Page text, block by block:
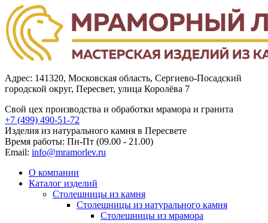
Адрес: 141320, Московская область, Сергиево-Посадский
городской округ, Пересвет, улица Королёва 7
Свой цех производства и обработки мрамора и гранита
+7 (499) 490-51-72
Изделия из натурального камня в Пересвете
Время работы: Пн-Пт (09.00 - 21.00)
Email: info@mramorlev.ru
О компании
Каталог изделий
Столешницы из камня
Столешницы из натурального камня
Столешницы из мрамора